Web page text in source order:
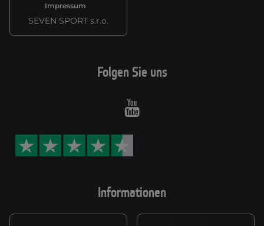
Impressum
SEVEN SPORT s.r.o.
Informationen
Folgen Sie uns
Youtube